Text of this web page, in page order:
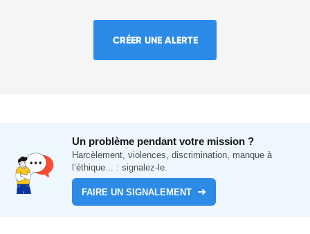
CRÉER UNE ALERTE
Un problème pendant votre mission ?
Harcèlement, violences, discrimination, manque à
l’éthique... : signalez-le.
FAIRE UN SIGNALEMENT